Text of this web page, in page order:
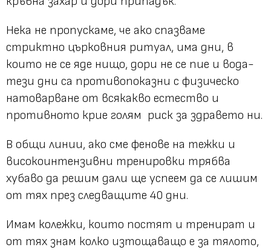
Нека не пропускаме, че ако спазваме
стриктно църковния ритуал, има дни, в
които не се яде нищо, дори не се пие и вода-
тези дни са противопоказни с физическо
натоварване от всякакво естество и
противното крие голям риск за здравето ни.
В общи линии, ако сме фенове на тежки и
високоинтензивни тренировки трябва
хубаво да решим дали ще успеем да се лишим
от тях през следващите 40 дни.
Имам колежки, които постят и тренират и
от тях знам колко изтощаващо е за тялото,